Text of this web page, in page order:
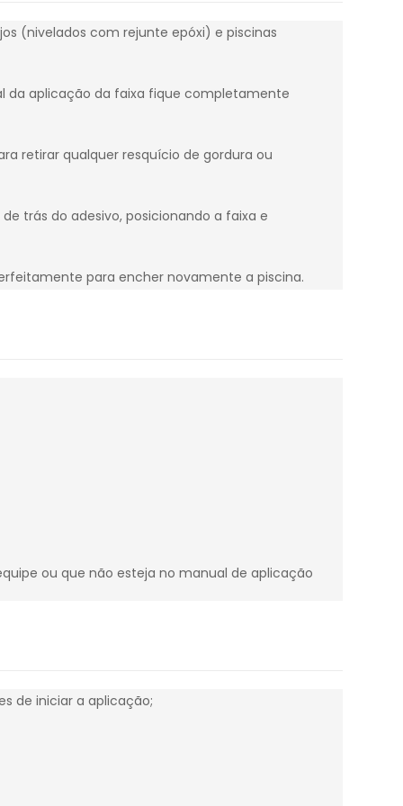
(nivelados com rejunte epóxi) e piscinas
da aplicação da faixa fique completamente
retirar qualquer resquício de gordura ou
trás do adesivo, posicionando a faixa e
para encher novamente a piscina.
ou que não esteja no manual de aplicação
de iniciar a aplicação;